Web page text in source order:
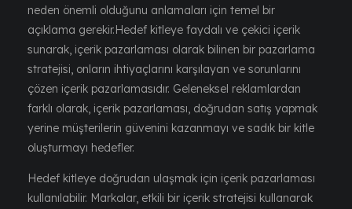
neden önemli olduğunu anlamaları için temel bir
açıklama gerekir.Hedef kitleye faydalı ve çekici içerik
sunarak, içerik pazarlaması olarak bilinen bir pazarlama
stratejisi, onların ihtiyaçlarını karşılayan ve sorunlarını
çözen içerik pazarlamasıdır. Geleneksel reklamlardan
farklı olarak, içerik pazarlaması, doğrudan satış yapmak
yerine müşterilerin güvenini kazanmayı ve sadık bir kitle
oluşturmayı hedefler.
Hedef kitleye doğrudan ulaşmak için içerik pazarlaması
kullanılabilir. Markalar, etkili bir içerik stratejisi kullanarak